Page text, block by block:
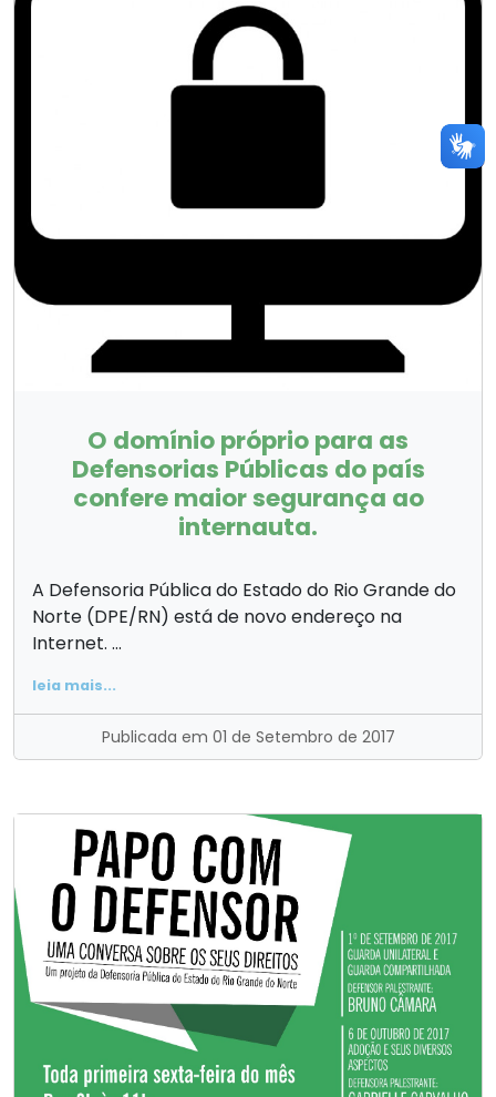
O domínio próprio para as
Defensorias Públicas do país
confere maior segurança ao
internauta.
A Defensoria Pública do Estado do Rio Grande do
Norte (DPE/RN) está de novo endereço na
Internet. ...
leia mais...
Publicada em 01 de Setembro de 2017